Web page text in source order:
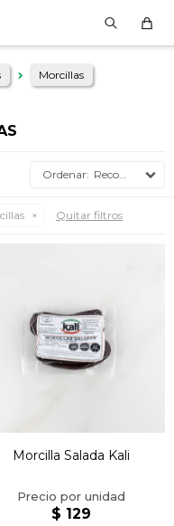
Morcillas
Recomendados
Quitar filtros
Morcilla Salada Kali
$ 129